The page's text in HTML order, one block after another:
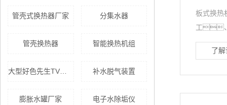
管壳式换热器厂家 分集水器
管壳换热器 智能换热机组
补水脱气装置
膨胀水罐厂家 电子水除垢仪
板式换
工
了